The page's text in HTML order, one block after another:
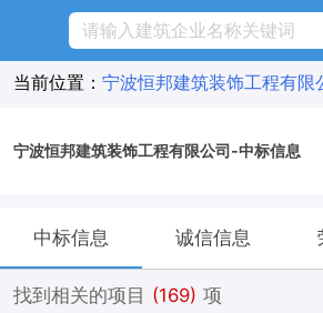
当前位置： 宁波恒邦建筑装饰工程有限
宁波恒邦建筑装饰工程有限公司-中标信息
中标信息 诚信信息
找到相关的项目 (169) 项